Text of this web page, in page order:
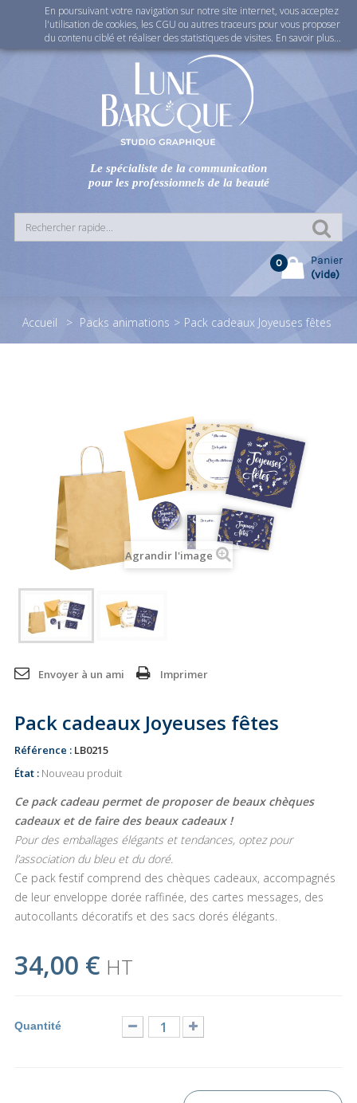
Connexion
Le spécialiste de la communication
pour les professionnels de la beauté
Panier
0
(vide)
Accueil > Packs animations > Pack cadeaux Joyeuses fêtes
Agrandir l'image
Envoyer à un ami Imprimer
Pack cadeaux Joyeuses fêtes
Référence : LB0215
État : Nouveau produit
Ce pack cadeau permet de proposer de beaux chèques
cadeaux et de faire des beaux cadeaux !
Pour des emballages élégants et tendances, optez pour
l’association du bleu et du doré.
Ce pack festif comprend des chèques cadeaux, accompagnés
de leur enveloppe dorée raffinée, des cartes messages, des
autocollants décoratifs et des sacs dorés élégants.
34,00 € HT
Quantité
En poursuivant votre navigation sur notre site internet, vous acceptez
l'utilisation de cookies, les CGU ou autres traceurs pour vous proposer
du contenu ciblé et réaliser des statistiques de visites. En savoir plus...